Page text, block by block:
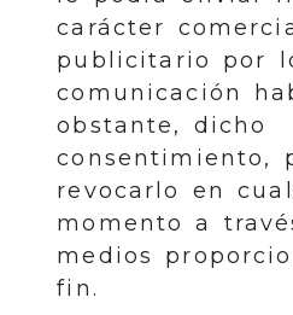
carácter
publicitario por
comunicación
obstante, dicho
consentimiento,
revocarlo en
momento a
medios
fin.